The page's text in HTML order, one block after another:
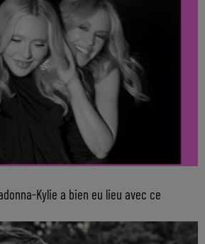
Kylie a bien eu lieu avec ce